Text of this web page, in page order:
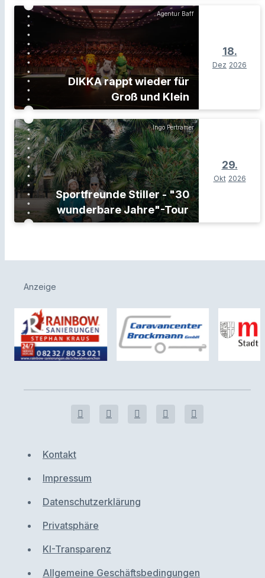
Agentur Baff
DIKKA rappt wieder für
Groß und Klein
18.
Dez 2026
Ingo Pertramer
Sportfreunde Stiller - "30
wunderbare Jahre"-Tour
29.
Okt 2026
Anzeige
Kontakt
Impressum
Datenschutzerklärung
Privatsphäre
KI-Transparenz
Allgemeine Geschäftsbedingungen